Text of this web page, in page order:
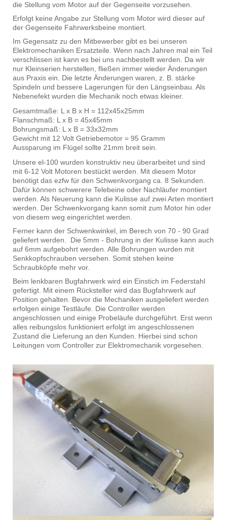
die Stellung vom Motor auf der Gegenseite vorzusehen.
Erfolgt keine Angabe zur Stellung vom Motor wird dieser auf
der Gegenseite Fahrwerksbeine montiert.
Im Gegensatz zu den Mitbewerber gibt es bei unseren
Elektromechaniken Ersatzteile. Wenn nach Jahren mal ein Teil
verschlissen ist kann es bei uns nachbestellt werden. Da wir
nur Kleinserien herstellen, fließen immer wieder Änderungen
aus Praxis ein. Die letzte Änderungen waren, z. B. stärke
Spindeln und bessere Lagerungen für den Längseinbau. Als
Nebenefekt wurden die Mechanik noch etwas kleiner.
Gesamtmaße: L x B x H = 112x45x25mm
Flanschmaß: L x B = 45x45mm
Bohrungsmaß: L x B = 33x32mm
Gewicht mit 12 Volt Getriebemotor = 95 Gramm
Aussparung im Flügel sollte 21mm breit sein.
Unsere el-100 wurden konstruktiv neu überarbeitet und sind
mit 6-12 Volt Motoren bestückt werden. Mit diesem Motor
benötigt das ezfw für den Schwenkvorgang ca. 8 Sekunden.
Dafür können schwerere Telebeine oder Nachläufer montiert
werden. Als Neuerung kann die Kulisse auf zwei Arten montiert
werden. Der Schwenkvorgang kann somit zum Motor hin oder
von diesem weg eingerichtet werden.
Ferner kann der Schwenkwinkel, im Berech von 70 - 90 Grad
geliefert werden. Die 5mm - Bohrung in der Kulisse kann auch
auf 6mm aufgebohrt werden. Alle Bohrungen wurden mit
Senkkopfschrauben versehen. Somit stehen keine
Schraubköpfe mehr vor.
Beim lenkbaren Bugfahrwerk wird ein Einstich im Federstahl
gefertigt. Mit einem Rücksteller wird das Bugfahrwerk auf
Position gehalten. Bevor die Mechaniken ausgeliefert werden
erfolgen einige Testläufe. Die Controller werden
angeschlossen und einige Probeläufe durchgeführt. Erst wenn
alles reibungslos funktioniert erfolgt im angeschlossenen
Zustand die Lieferung an den Kunden. Hierbei sind schon
Leitungen vom Controller zur Elektromechanik vorgesehen.